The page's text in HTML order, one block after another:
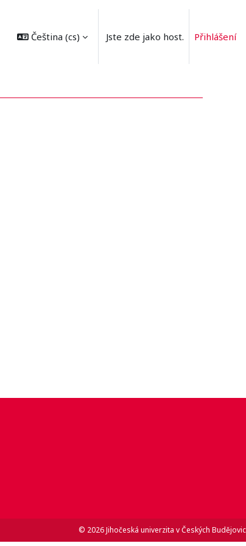
Čeština ‎(cs)‎ Jste zde jako host. Přihlášení
© 2026 Jihočeská univerzita v Českých